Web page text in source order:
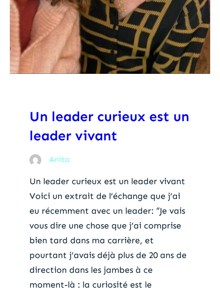
Un leader curieux est un
leader vivant
Anita
Un leader curieux est un leader vivant
Voici un extrait de l’échange que j’ai
eu récemment avec un leader: “Je vais
vous dire une chose que j’ai comprise
bien tard dans ma carrière, et
pourtant j’avais déjà plus de 20 ans de
direction dans les jambes à ce
moment-là : la curiosité est le